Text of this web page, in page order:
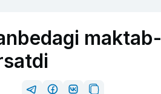
maktab-